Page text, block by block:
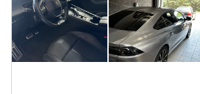
locaux, après travaux ) Vitres, sols, moquettes, façades,
maison du sol au plafond, remise au
intérieur et et extérieur Intervention rapide dans le 66
et le 11 Travail propre et soigné Devis gratuit et sans
engagement Faites appel à un professionnel local de